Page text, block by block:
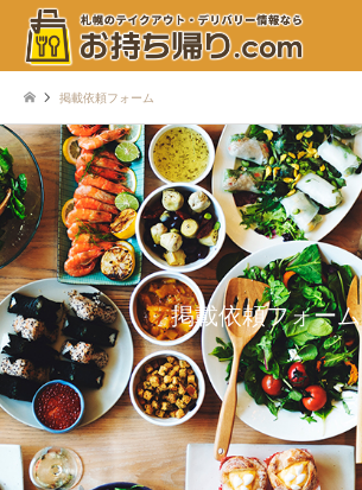
掲載依頼フォーム
掲載依頼フォーム